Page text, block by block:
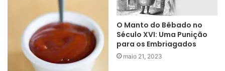
O Manto do Bêbado no
Século XVI: Uma Punição
para os Embriagados
maio 21, 2023